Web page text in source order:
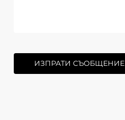
ИЗПРАТИ СЪОБЩЕНИЕ